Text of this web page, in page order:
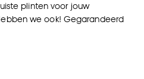
plinten voor jouw
we ook! Gegarandeerd